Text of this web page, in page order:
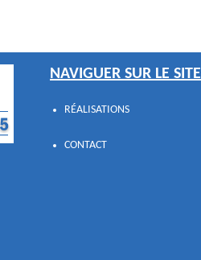
NAVIGUER SUR LE SITE
RÉALISATIONS
CONTACT